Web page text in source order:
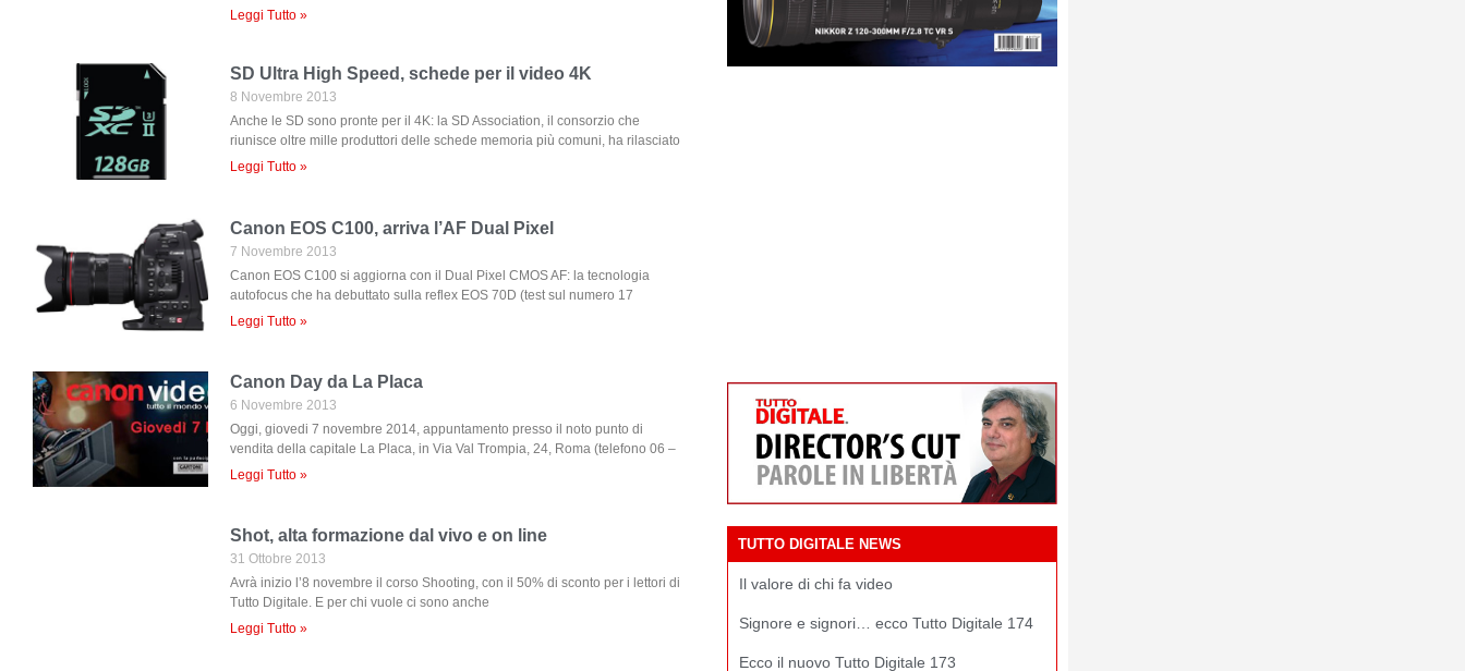
Leggi Tutto »
SD Ultra High Speed, schede per il video 4K
8 Novembre 2013
Anche le SD sono pronte per il 4K: la SD Association, il consorzio che
riunisce oltre mille produttori delle schede memoria più comuni, ha rilasciato
Leggi Tutto »
Canon EOS C100, arriva l’AF Dual Pixel
7 Novembre 2013
Canon EOS C100 si aggiorna con il Dual Pixel CMOS AF: la tecnologia
autofocus che ha debuttato sulla reflex EOS 70D (test sul numero 17
Leggi Tutto »
Canon Day da La Placa
6 Novembre 2013
Oggi, giovedi 7 novembre 2014, appuntamento presso il noto punto di
vendita della capitale La Placa, in Via Val Trompia, 24, Roma (telefono 06 –
Leggi Tutto »
Shot, alta formazione dal vivo e on line
31 Ottobre 2013
Avrà inizio l’8 novembre il corso Shooting, con il 50% di sconto per i lettori di
Tutto Digitale. E per chi vuole ci sono anche
Leggi Tutto »
TUTTO DIGITALE NEWS
Il valore di chi fa video
Signore e signori… ecco Tutto Digitale 174
Ecco il nuovo Tutto Digitale 173